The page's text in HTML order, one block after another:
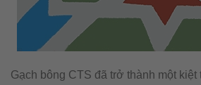
Gạch bông CTS đã trở thành một kiệt